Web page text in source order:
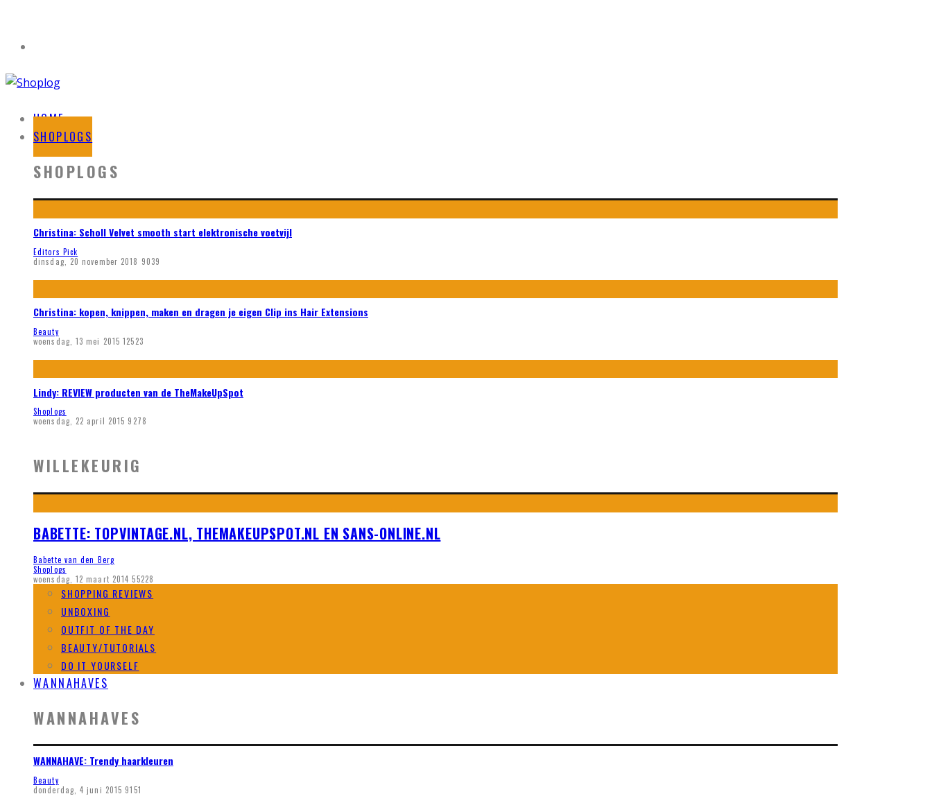
HOME
SHOPLOGS
SHOPLOGS
Christina: Scholl Velvet smooth start elektronische voetvijl
Editors Pick
dinsdag, 20 november 2018 9039
Christina: kopen, knippen, maken en dragen je eigen Clip ins Hair Extensions
Beauty
woensdag, 13 mei 2015 12523
Lindy: REVIEW producten van de TheMakeUpSpot
Shoplogs
woensdag, 22 april 2015 9278
WILLEKEURIG
BABETTE: TOPVINTAGE.NL, THEMAKEUPSPOT.NL EN SANS-ONLINE.NL
Babette van den Berg
Shoplogs
woensdag, 12 maart 2014 55228
SHOPPING REVIEWS
UNBOXING
OUTFIT OF THE DAY
BEAUTY/TUTORIALS
DO IT YOURSELF
WANNAHAVES
WANNAHAVES
WANNAHAVE: Trendy haarkleuren
Beauty
donderdag, 4 juni 2015 9151